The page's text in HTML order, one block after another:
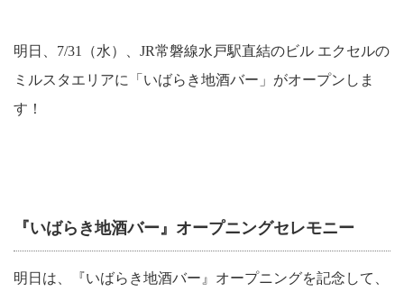
明日、 7/31 （水）、 JR常磐線水戸駅直結のビル エクセルの
ミルスタエリアに「いばらき地酒バー」がオープンしま
す！
『いばらき地酒バー』オープニングセレモニー
明日は、『いばらき地酒バー』オープニングを記念して、